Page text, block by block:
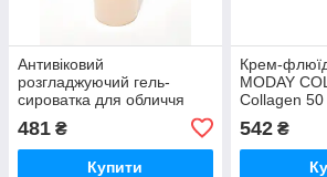
Антивіковий
розгладжуючий гель-
сироватка для обличчя
Serum Syn-ake 150 мл
481 ₴
Купити
Крем-
MODAY
Collagen
пептидами
комплексом
542₴